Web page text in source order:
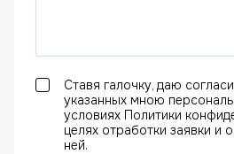
Ставя галочку, даю
указанных мною
условиях Политики
целях отработки заявки и
ней.